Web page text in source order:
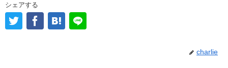
シェアする
charlie